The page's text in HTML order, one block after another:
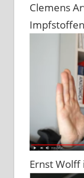
Clemens
Ernst